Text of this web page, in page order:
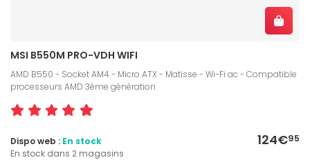
MSI B550M PRO-VDH WIFI
AMD B550 - Socket AM4 - Micro ATX - Matisse - Wi-Fi ac - Compatible
processeurs AMD 3ème génération
124€95
Dispo web : En stock
En stock dans 2 magasins